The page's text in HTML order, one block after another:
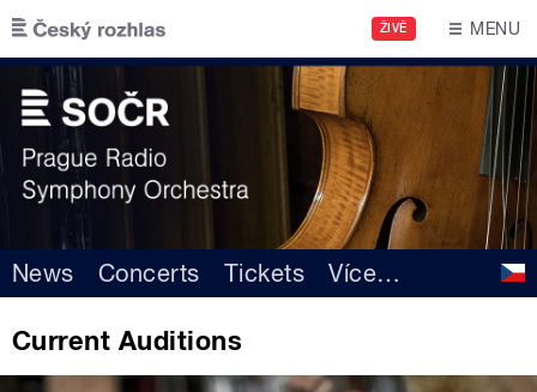
Skip to main content
ŽIVĚ MENU
News Concerts Tickets Více…
Current Auditions